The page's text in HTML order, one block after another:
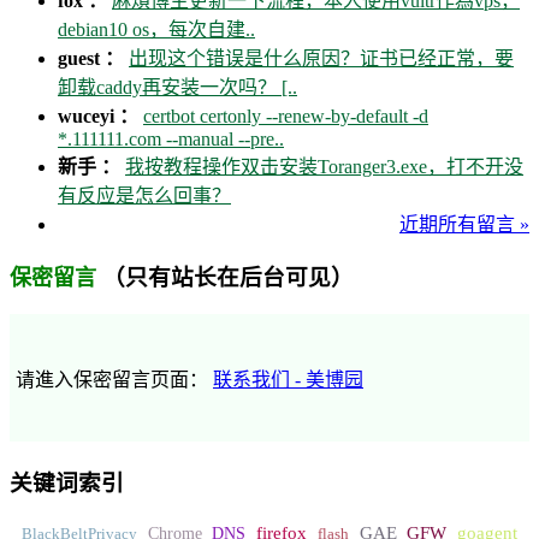
debian10 os，每次自建..
guest ： 出现这个错误是什么原因？证书已经正常，要
卸载caddy再安装一次吗？ [..
wuceyi ： certbot certonly --renew-by-default -d
*.111111.com --manual --pre..
新手 ： 我按教程操作双击安装Toranger3.exe，打不开没
有反应是怎么回事？
近期所有留言 »
保密留言 （只有站长在后台可见）
请進入保密留言页面： 联系我们 - 美博园
关键词索引
BlackBeltPrivacy Chrome DNS firefox flash GAE GFW goagent